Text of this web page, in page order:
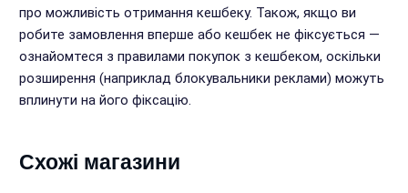
про можливість отримання кешбеку. Також, якщо ви
робите замовлення вперше або кешбек не фіксується —
ознайомтеся з правилами покупок з кешбеком, оскільки
розширення (наприклад блокувальники реклами) можуть
вплинути на його фіксацію.
Схожі магазини